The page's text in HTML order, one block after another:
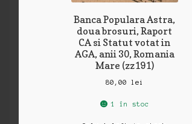
Banca Populara Astra,
doua brosuri, Raport
CA si Statut votat in
AGA, anii 30, Romania
Mare (zz191)
80,00 lei
1 în stoc